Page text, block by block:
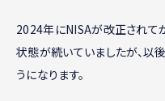
2024年にNISAが改正されて
状態が続いていましたが、以
うになります。